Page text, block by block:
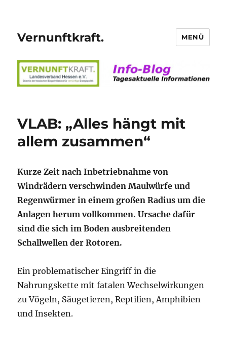
Vernunftkraft. MENÜ
VLAB: „Alles hängt mit
allem zusammen“
Kurze Zeit nach Inbetriebnahme von
Windrädern verschwinden Maulwürfe und
Regenwürmer in einem großen Radius um die
Anlagen herum vollkommen. Ursache dafür
sind die sich im Boden ausbreitenden
Schallwellen der Rotoren.
Ein problematischer Eingriff in die
Nahrungskette mit fatalen Wechselwirkungen
zu Vögeln, Säugetieren, Reptilien, Amphibien
und Insekten.